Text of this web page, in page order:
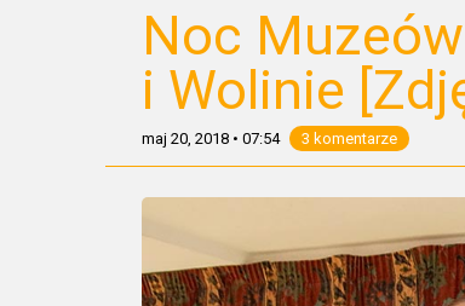
Noc
i Wolinie
maj 20, 2018 • 07:54 3 komentarze